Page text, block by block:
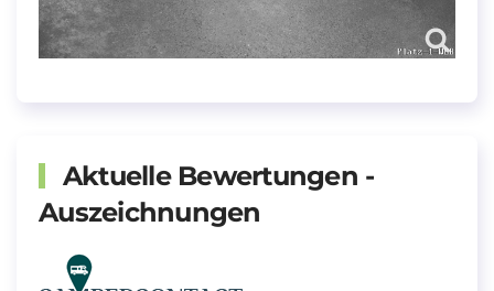
Aktuelle Bewertungen -
Auszeichnungen